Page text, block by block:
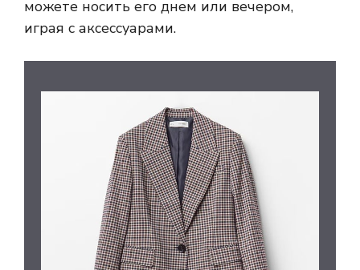
можете носить его днем ​​или вечером,
играя с аксессуарами.